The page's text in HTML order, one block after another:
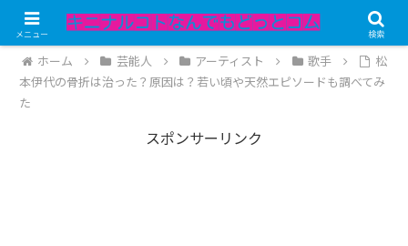
記事内にPRが含まれています。
ホーム 芸能人 アーティスト 歌手
松
本伊代の骨折は治った？原因は？若い頃や天然エピソードも調べてみ
た
スポンサーリンク
メニュー 検索